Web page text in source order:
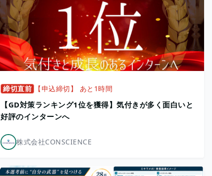
締切直前 【申込締切】 あと1時間
【GD対策ランキング1位を獲得】気付きが多く面白いと
好評のインターンへ
株式会社CONSCIENCE